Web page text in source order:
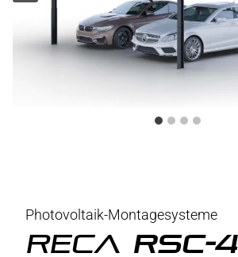
Photovoltaik-Montagesysteme
Reca RSC-4